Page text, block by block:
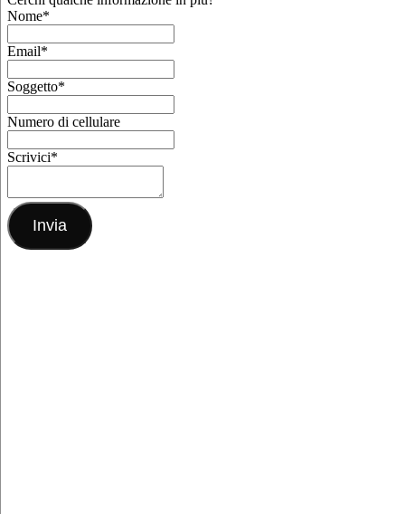
Nome*
Email*
Soggetto*
Numero di cellulare
Scrivici*
Invia